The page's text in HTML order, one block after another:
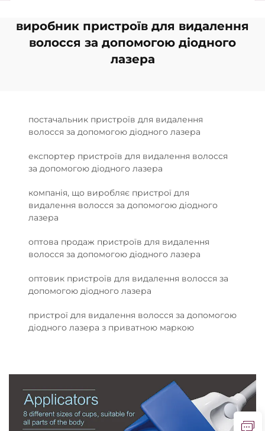
виробник пристроїв для видалення
волосся за допомогою діодного
лазера
постачальник пристроїв для видалення
волосся за допомогою діодного лазера
експортер пристроїв для видалення волосся
за допомогою діодного лазера
компанія, що виробляє пристрої для
видалення волосся за допомогою діодного
лазера
оптова продаж пристроїв для видалення
волосся за допомогою діодного лазера
оптовик пристроїв для видалення волосся за
допомогою діодного лазера
пристрої для видалення волосся за допомогою
діодного лазера з приватною маркою